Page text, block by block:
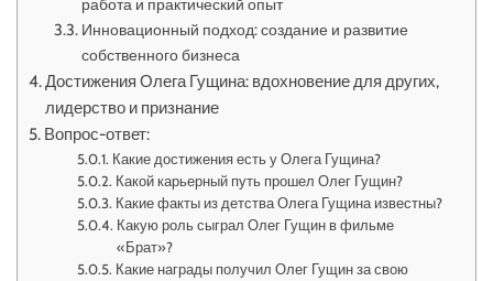
работа и практический опыт
Инновационный подход: создание и развитие
собственного бизнеса
Достижения Олега Гущина: вдохновение для других,
лидерство и признание
Вопрос-ответ:
Какие достижения есть у Олега Гущина?
Какой карьерный путь прошел Олег Гущин?
Какие факты из детства Олега Гущина известны?
Какую роль сыграл Олег Гущин в фильме
«Брат»?
Какие награды получил Олег Гущин за свою